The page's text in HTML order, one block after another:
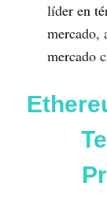
líder en
mercado,
mercado